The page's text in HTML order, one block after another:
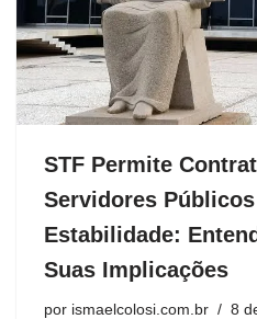
STF Permite
Servidores Públicos
Estabilidade:
Suas Implicações
por ismaelcolosi.com.br 8